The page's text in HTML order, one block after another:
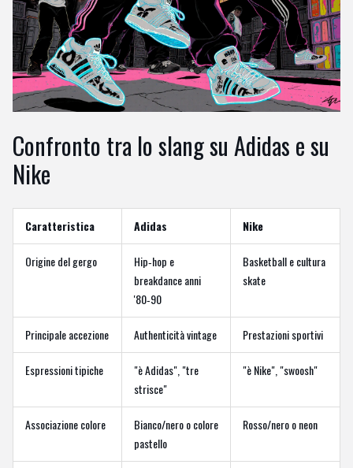
Confronto tra lo slang su Adidas e su
Nike
Caratteristica Adidas Nike
Origine del gergo
Hip‑hop e
breakdance anni
'80‑90
Basketball e cultura
skate
Principale accezione Authenticità vintage Prestazioni sportivi
Espressioni tipiche
"è Adidas", "tre
strisce"
"è Nike", "swoosh"
Associazione colore
Bianco/nero o colore
pastello
Rosso/nero o neon